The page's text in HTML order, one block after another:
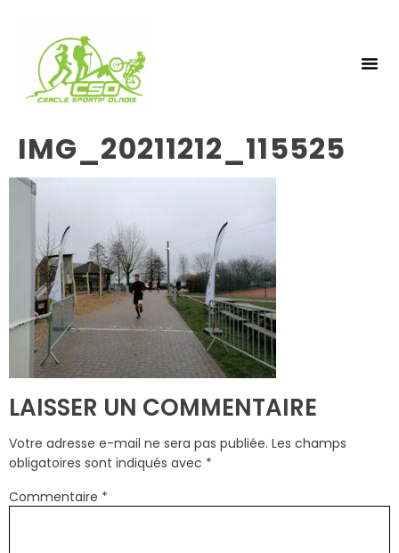
IMG_20211212_115525
LAISSER UN COMMENTAIRE
Votre adresse e-mail ne sera pas publiée. Les champs
obligatoires sont indiqués avec *
Commentaire *